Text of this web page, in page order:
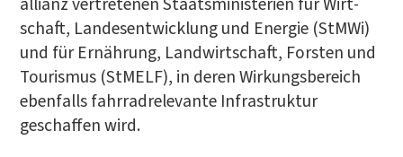
schaft, Lan­des­ent­wick­lung und Ener­gie (StM­Wi)
und für Ernäh­rung, Land­wirt­schaft, Fors­ten und
Tou­ris­mus (StM­ELF), in deren Wir­kungs­be­reich
eben­falls fahr­rad­re­le­van­te Infra­struk­tur
geschaf­fen wird.